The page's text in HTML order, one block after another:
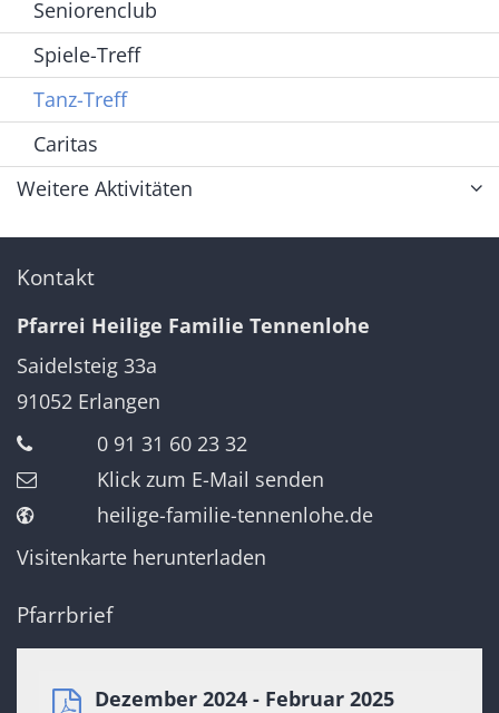
Seniorenclub
Spiele-Treff
Tanz-Treff
Caritas
Weitere Aktivitäten
Kontakt
Pfarrei Heilige Familie Tennenlohe
Saidelsteig 33a
91052 Erlangen
0 91 31 60 23 32
Klick zum E-Mail senden
heilige-familie-tennenlohe.de
Visitenkarte herunterladen
Pfarrbrief
Dezember 2024 - Februar 2025